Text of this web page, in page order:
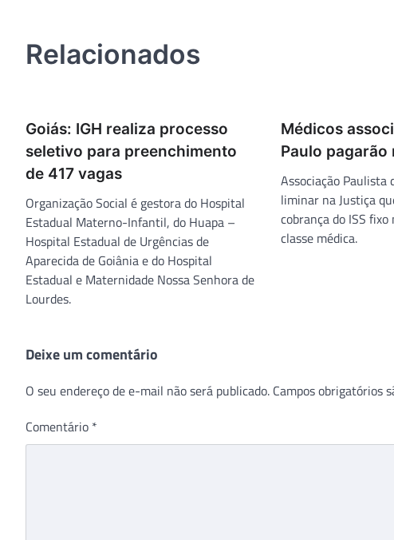
Relacionados
Goiás: IGH realiza processo
seletivo para preenchimento
de 417 vagas
Organização Social é gestora do Hospital
Estadual Materno-Infantil, do Huapa –
Hospital Estadual de Urgências de
Aparecida de Goiânia e do Hospital
Estadual e Maternidade Nossa Senhora de
Lourdes.
Médicos
Paulo pagarão
Associação Paulista
liminar na Justiça
cobrança do ISS
classe médica.
Deixe um comentário
O seu endereço de e-mail não será publicado. Campos obrigatórios
Comentário *